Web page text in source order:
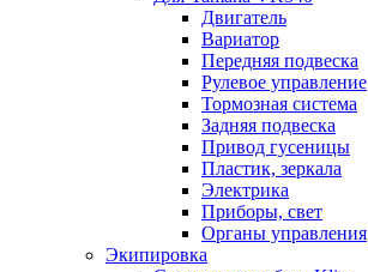
Двигатель
Вариатор
Передняя подвеска
Рулевое управление
Тормозная система
Задняя подвеска
Привод гусеницы
Пластик, зеркала
Электрика
Приборы, свет
Органы управления
Экипировка